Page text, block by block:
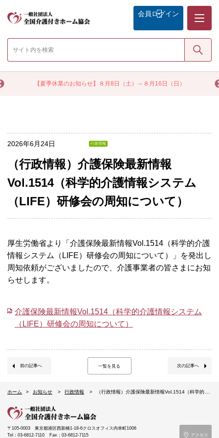
【夏季休業のお知らせ】８月8日（土）～８月16日（日）
会員 ログイン
検索
2026年6月24日 行政情報
（行政情報）介護保険最新情報
Vol.1514（科学的介護情報システム
（LIFE）研修会の周知について）
厚生労働省より「介護保険最新情報Vol.1514（科学的介護
情報システム（LIFE）研修会の周知について）」を発出し
周知依頼がございましたので、介護事業者の皆さまにお知
らせします。
介護保険最新情報Vol.1514（科学的介護情報システム
（LIFE）研修会の周知について）
前の記事へ 一覧を見る 次の記事へ
ホーム お知らせ 行政情報 （行政情報）介護保険最新情報Vol.1514（科学的介護情報システム（LIFE）研修会の周知について）
〒105-0003 東京都港区西新橋1-18-6クロスオフィス内幸町1006
Tel：03-6812-7110
Fax：03-6812-7115 アクセス